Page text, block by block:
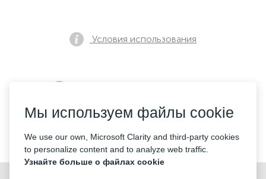
Условия использования
Контакты
Мы используем файлы cookie
We use our own, Microsoft Clarity and third-party cookies
to personalize content and to analyze web traffic.
Узнайте больше о файлах cookie